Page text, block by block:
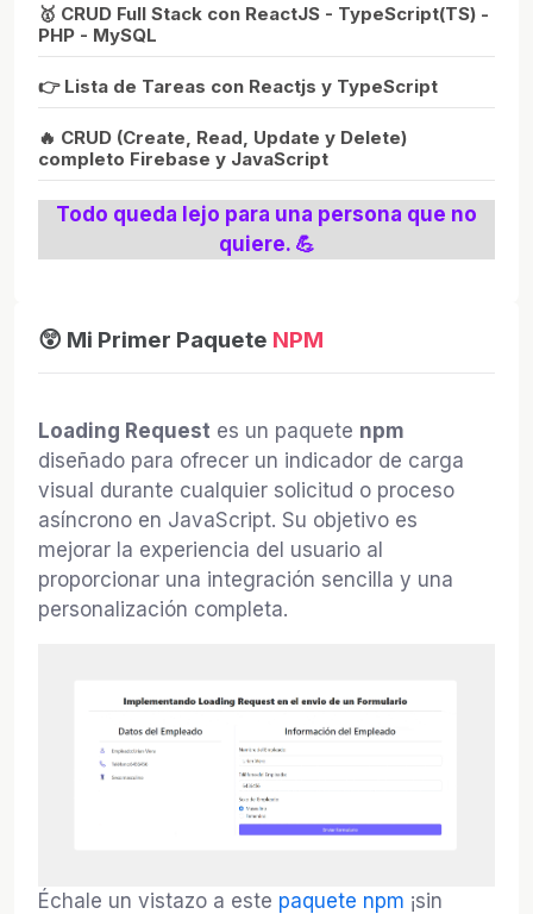
🥇 CRUD Full Stack con ReactJS - TypeScript(TS) -
PHP - MySQL
👉 Lista de Tareas con Reactjs y TypeScript
🔥 CRUD (Create, Read, Update y Delete)
completo Firebase y JavaScript
Todo queda lejo para una persona que no
quiere. 💪
😲 Mi Primer Paquete NPM
Loading Request es un paquete npm
diseñado para ofrecer un indicador de carga
visual durante cualquier solicitud o proceso
asíncrono en JavaScript. Su objetivo es
mejorar la experiencia del usuario al
proporcionar una integración sencilla y una
personalización completa.
Échale un vistazo a este paquete npm ¡sin